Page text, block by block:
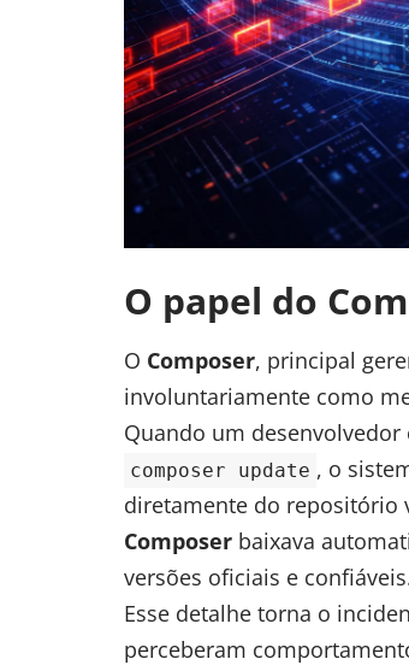
O papel do
O Composer, principal
involuntariamente como
Quando um
composer update , o
diretamente do repositório
Composer baixava
versões oficiais e
Esse detalhe torna o
perceberam